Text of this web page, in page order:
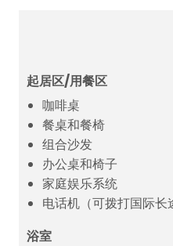
起居区/用餐区
咖啡桌
餐桌和餐椅
组合沙发
办公桌和椅子
家庭娱乐系统
电话机（可拨打国际长
浴室